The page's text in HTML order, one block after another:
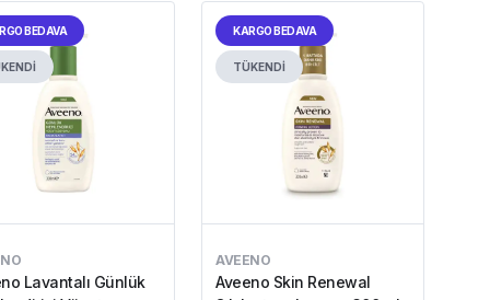
BEDAVA
Lavantalı Günlük
KARGO BEDAVA
TÜKENDİ
AVEENO
Aveeno Skin Renewal